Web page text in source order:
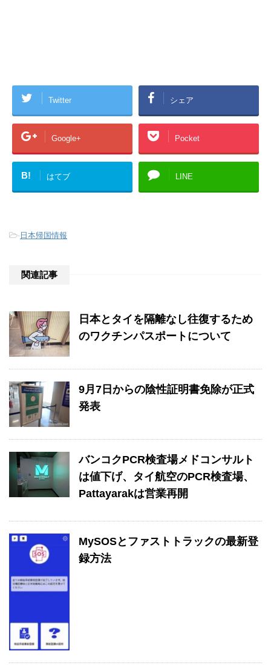
Twitter シェア
Google+ Pocket
B! はてブ LINE
- 日本帰国情報
関連記事
日本とタイを隔離なし往復するため
のワクチンパスポートについて
9月7日からの陰性証明書免除が正式
発表
バンコクPCR検査場メドコンサルト
は値下げ、タイ航空のPCR検査場、
Pattayarakは営業再開
MySOSとファストトラックの最新登
録方法